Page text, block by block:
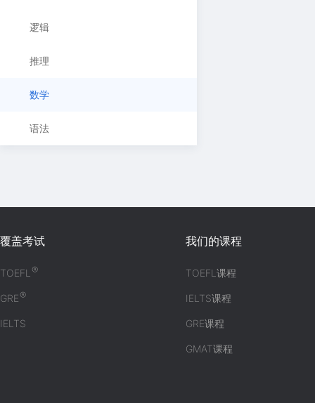
逻辑
推理
数学
语法
覆盖考试
TOEFL®
GRE®
IELTS
我们的课程
TOEFL课程
IELTS课程
GRE课程
GMAT课程